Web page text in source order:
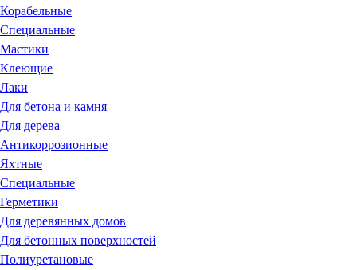
Корабельные
Специальные
Мастики
Клеющие
Лаки
Для бетона и камня
Для дерева
Антикоррозионные
Яхтные
Специальные
Герметики
Для деревянных домов
Для бетонных поверхностей
Полиуретановые